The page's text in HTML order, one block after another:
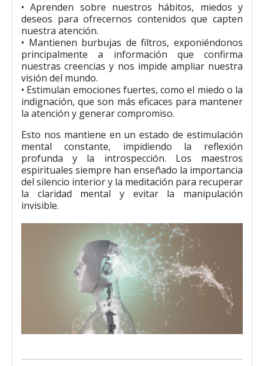
• Aprenden sobre nuestros hábitos, miedos y
deseos para ofrecernos contenidos que capten
nuestra atención.
• Mantienen burbujas de filtros, exponiéndonos
principalmente a información que confirma
nuestras creencias y nos impide ampliar nuestra
visión del mundo.
• Estimulan emociones fuertes, como el miedo o la
indignación, que son más eficaces para mantener
la atención y generar compromiso.
Esto nos mantiene en un estado de estimulación
mental constante, impidiendo la reflexión
profunda y la introspección. Los maestros
espirituales siempre han enseñado la importancia
del silencio interior y la meditación para recuperar
la claridad mental y evitar la manipulación
invisible.